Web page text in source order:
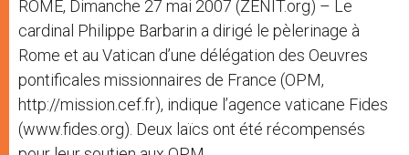
r
ROME, Dimanche 27 mai 2007 (ZENIT.org) – Le
cardinal Philippe Barbarin a dirigé le pèlerinage à
Rome et au Vatican d’une délégation des Oeuvres
pontificales missionnaires de France (OPM,
http://mission.cef.fr), indique l’agence vaticane Fides
(www.fides.org). Deux laïcs ont été récompensés